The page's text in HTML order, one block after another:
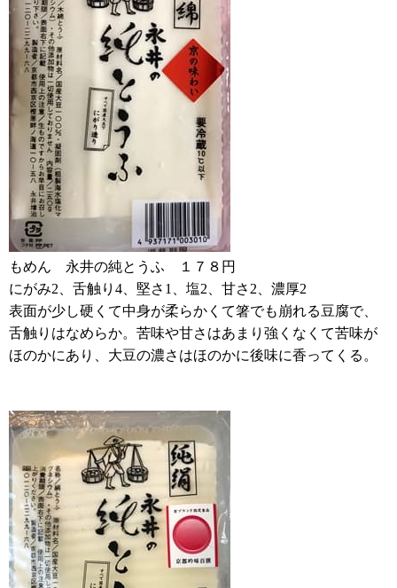
もめん 永井の純とうふ １７８円
にがみ2、舌触り4、堅さ1、塩2、甘さ2、濃厚2
表面が少し硬くて中身が柔らかくて箸でも崩れる豆腐で、
舌触りはなめらか。苦味や甘さはあまり強くなくて苦味が
ほのかにあり、大豆の濃さはほのかに後味に香ってくる。